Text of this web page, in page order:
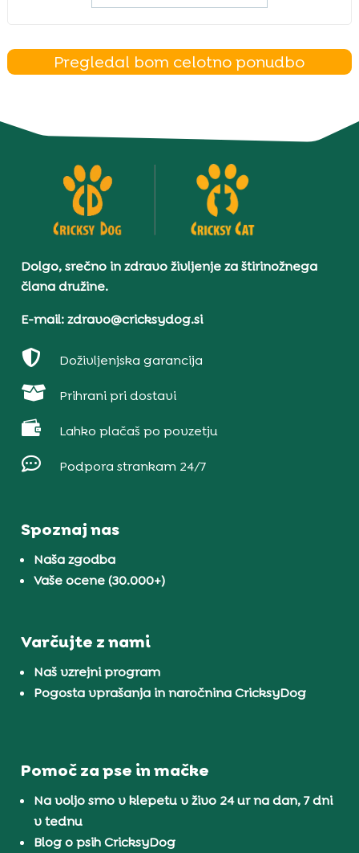
Pregledal bom celotno ponudbo
Dolgo, srečno in zdravo življenje za štirinožnega
člana družine.
E-mail: zdravo@cricksydog.si
 Doživljenjska garancija
 Prihrani pri dostavi
 Lahko plačaš po povzetju
 Podpora strankam 24/7
Spoznaj nas
Naša zgodba
Vaše ocene (30.000+)
Varčujte z nami
Naš vzrejni program
Pogosta vprašanja in naročnina CricksyDog
Pomoč za pse in mačke
Na voljo smo v klepetu v živo 24 ur na dan, 7 dni
v tednu
Blog o psih CricksyDog